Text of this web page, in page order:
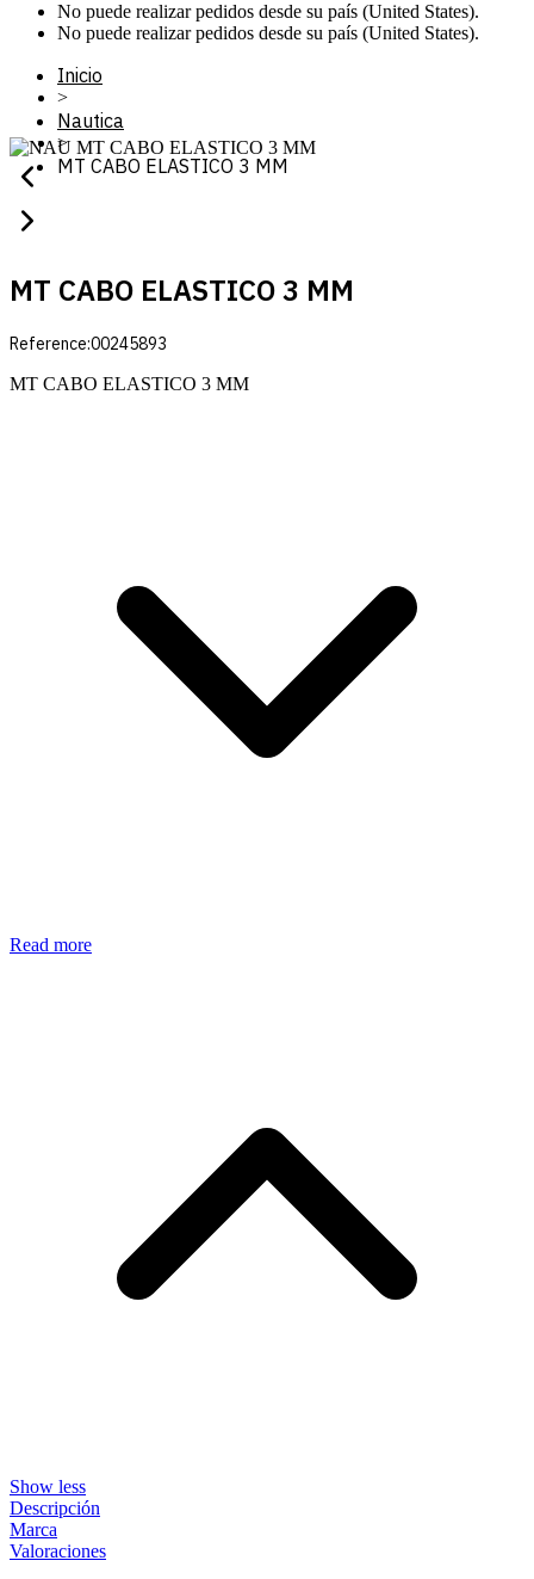
No puede realizar pedidos desde su país (United States).
No puede realizar pedidos desde su país (United States).
Inicio
>
Nautica
>
MT CABO ELASTICO 3 MM
MT CABO ELASTICO 3 MM
Reference:00245893
MT CABO ELASTICO 3 MM
Read more
Show less
Descripción
Marca
Valoraciones